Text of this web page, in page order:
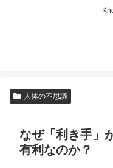
人体の不思議
なぜ「利き手」
有利なのか？